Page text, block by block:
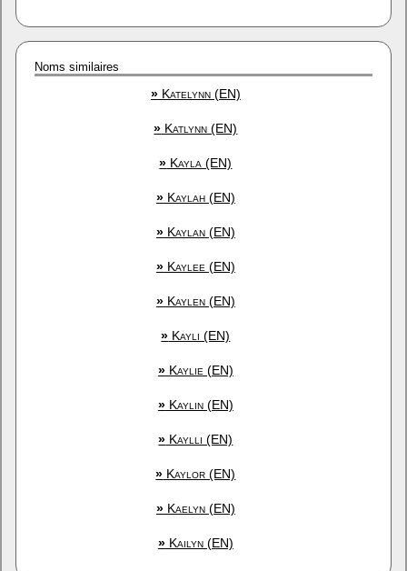
Noms similaires
»Katelynn (EN)
» Katlynn (EN)
» Kayla (EN)
»Kaylah (EN)
»Kaylan (EN)
»Kaylee (EN)
»Kaylen (EN)
» Kayli (EN)
»Kaylie (EN)
»Kaylin (EN)
» Kaylli (EN)
» Kaylor (EN)
»Kaelyn (EN)
»Kailyn (EN)